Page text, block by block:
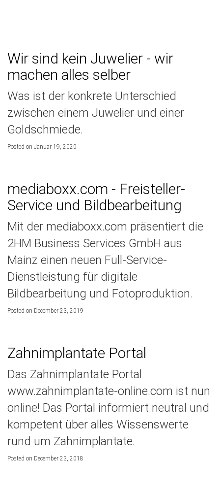
Wir sind kein Juwelier - wir
machen alles selber
Was ist der konkrete Unterschied
zwischen einem Juwelier und einer
Goldschmiede.
Posted on Januar 19, 2020
mediaboxx.com - Freisteller-
Service und Bildbearbeitung
Mit der mediaboxx.com präsentiert die
2HM Business Services GmbH aus
Mainz einen neuen Full-Service-
Dienstleistung für digitale
Bildbearbeitung und Fotoproduktion.
Posted on December 23, 2019
Zahnimplantate Portal
Das Zahnimplantate Portal
www.zahnimplantate-online.com ist nun
online! Das Portal informiert neutral und
kompetent über alles Wissenswerte
rund um Zahnimplantate.
Posted on December 23, 2018